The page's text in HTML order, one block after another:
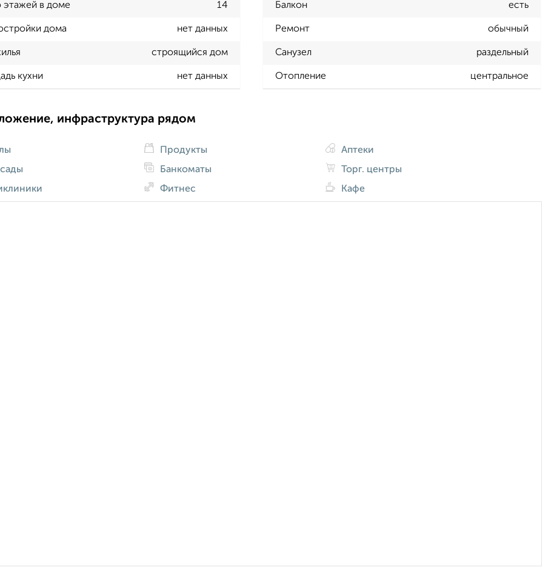
этажей в доме 14 Балкон есть
дома нет данных Ремонт обычный
строящийся дом Санузел раздельный
кухни нет данных Отопление центральное
инфраструктура рядом
Продукты
Банкоматы
Фитнес
Аптеки
Торг. центры
Кафе